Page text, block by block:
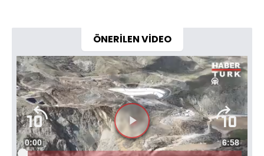
ÖNERİLEN VİDEO
Videoyu
Süre
0:00 Toplam
6:58